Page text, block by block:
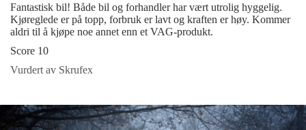
Fantastisk bil! Både bil og forhandler har vært utrolig hyggelig.
Kjøreglede er på topp, forbruk er lavt og kraften er høy. Kommer
aldri til å kjøpe noe annet enn et VAG-produkt.
Score 10
Vurdert av Skrufex